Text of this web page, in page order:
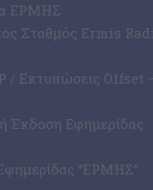
ΕΡΜΗΣ
Σταθμός Ermis
/ Εκτυπώσεις Offset
Έκδοση Εφημερίδας
“ΕΡΜΗΣ”